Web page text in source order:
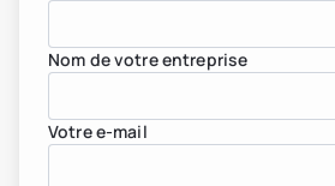
Nom de votre entreprise
Votre e-mail